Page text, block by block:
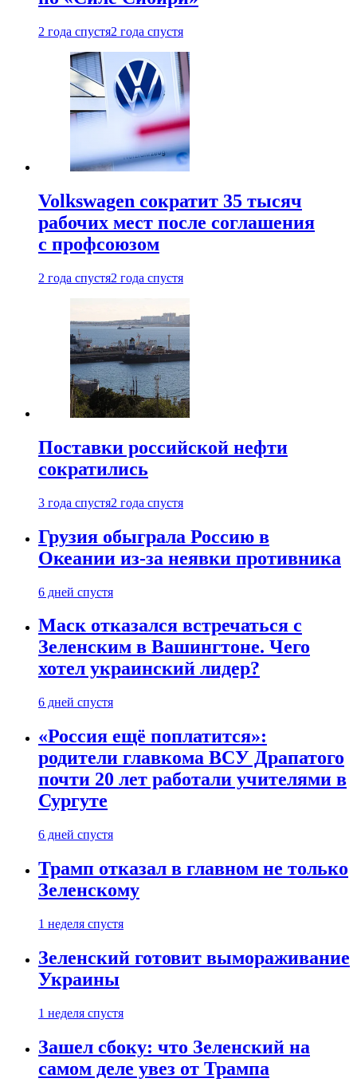
2 года спустя2 года спустя
Volkswagen сократит 35 тысяч
рабочих мест после соглашения
с профсоюзом
2 года спустя2 года спустя
Поставки российской нефти
сократились
3 года спустя2 года спустя
Грузия обыграла Россию в
Океании из-за неявки противника
6 дней спустя
Маск отказался встречаться с
Зеленским в Вашингтоне. Чего
хотел украинский лидер?
6 дней спустя
«Россия ещё поплатится»:
родители главкома ВСУ Драпатого
почти 20 лет работали учителями в
Сургуте
6 дней спустя
Трамп отказал в главном не только
Зеленскому
1 неделя спустя
Зеленский готовит вымораживание
Украины
1 неделя спустя
Зашел сбоку: что Зеленский на
самом деле увез от Трампа